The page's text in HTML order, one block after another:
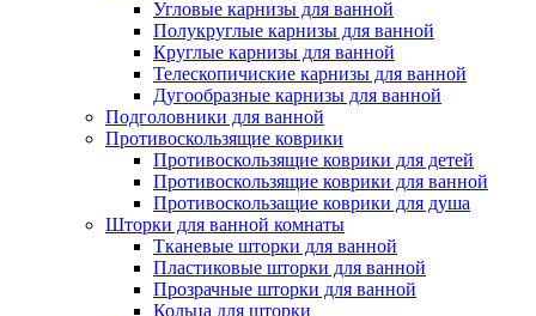
Угловые карнизы для ванной
Полукруглые карнизы для ванной
Круглые карнизы для ванной
Телескопичиские карнизы для ванной
Дугообразные карнизы для ванной
Подголовники для ванной
Противоскользящие коврики
Противоскользящие коврики для детей
Противоскользящие коврики для ванной
Противоскользащие коврики для душа
Шторки для ванной комнаты
Тканевые шторки для ванной
Пластиковые шторки для ванной
Прозрачные шторки для ванной
Кольца для шторки